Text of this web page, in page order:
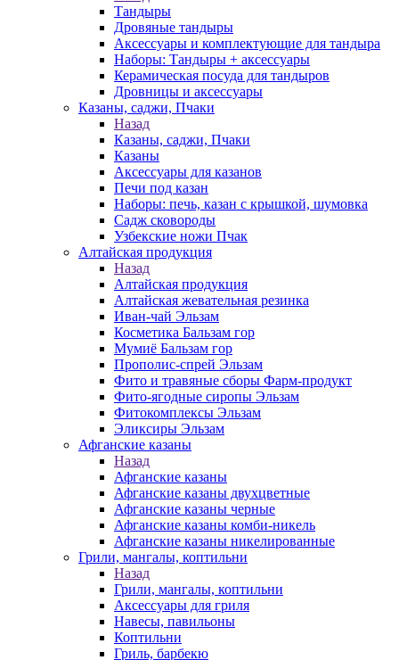
Тандыры
Дровяные тандыры
Аксессуары и комплектующие для тандыра
Наборы: Тандыры + аксессуары
Керамическая посуда для тандыров
Дровницы и аксессуары
Казаны, саджи, Пчаки
Назад
Казаны, саджи, Пчаки
Казаны
Аксессуары для казанов
Печи под казан
Наборы: печь, казан с крышкой, шумовка
Садж сковороды
Узбекские ножи Пчак
Алтайская продукция
Назад
Алтайская продукция
Алтайская жевательная резинка
Иван-чай Эльзам
Косметика Бальзам гор
Мумиё Бальзам гор
Прополис-спрей Эльзам
Фито и травяные сборы Фарм-продукт
Фито-ягодные сиропы Эльзам
Фитокомплексы Эльзам
Эликсиры Эльзам
Афганские казаны
Назад
Афганские казаны
Афганские казаны двухцветные
Афганские казаны черные
Афганские казаны комби-никель
Афганские казаны никелированные
Грили, мангалы, коптильни
Назад
Грили, мангалы, коптильни
Аксессуары для гриля
Навесы, павильоны
Коптильни
Гриль, барбекю